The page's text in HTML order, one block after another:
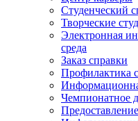
Студенческий
Творческие
Электронная
среда
Заказ справки
Профилактика
Чемпионатное